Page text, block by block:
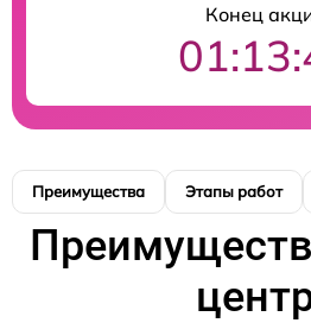
Конец
Преимущества Этапы работ